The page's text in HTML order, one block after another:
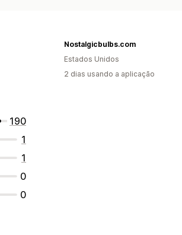
190
1
1
0
0
Nostalgicbulbs.com
Estados Unidos
2 dias usando a aplicação